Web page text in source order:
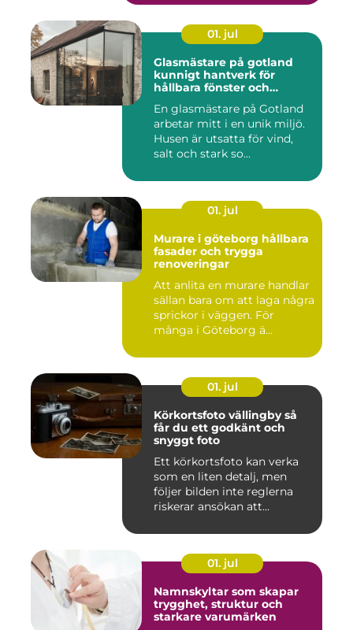
01. jul
Glasmästare på gotland
kunnigt hantverk för
hållbara fönster och
En glasmästare på Gotland
arbetar mitt i en unik miljö.
Husen är utsatta för vind,
salt och stark so...
01. jul
Murare i göteborg hållbara
fasader och trygga
renoveringar
Att anlita en murare handlar
sällan bara om att laga några
sprickor i väggen. För
många i Göteborg ä...
01. jul
Körkortsfoto vällingby så
får du ett godkänt och
snyggt foto
Ett körkortsfoto kan verka
som en liten detalj, men
följer bilden inte reglerna
riskerar ansökan att...
01. jul
Namnskyltar som skapar
trygghet, struktur och
starkare varumärken